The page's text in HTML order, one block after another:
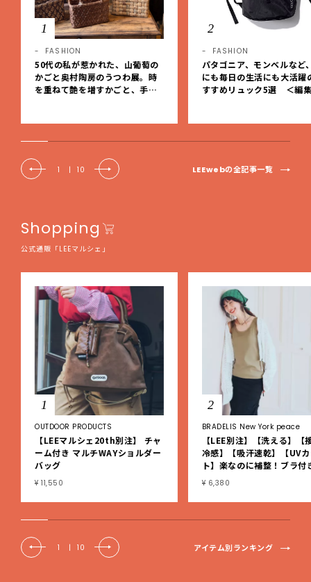
1
FASHION
50代の私が惹かれた、山葡萄の
かごと奥村陶房のうつわ展。時
を重ねて艶を増すかごと、手仕
2
FASHION
パタゴニア、モンベルなど
にも毎日の生活にも大活躍
すすめリュック5選 ＜編
1 | 10 LEEwebの全記事一覧
Shopping
公式通販「LEEマルシェ」
1
OUTDOOR PRODUCTS
【LEEマルシェ20th別注】 チャ
ーム付き マルチWAYショルダー
バッグ
¥ 11,550
2
BRADELIS New York peace
【LEE別注】【洗える】【
冷感】【吸汗速乾】【UV
ト】楽なのに補整！ブラ付
ブタンクトップ
¥ 6,380
1 | 10 アイテム別ランキング